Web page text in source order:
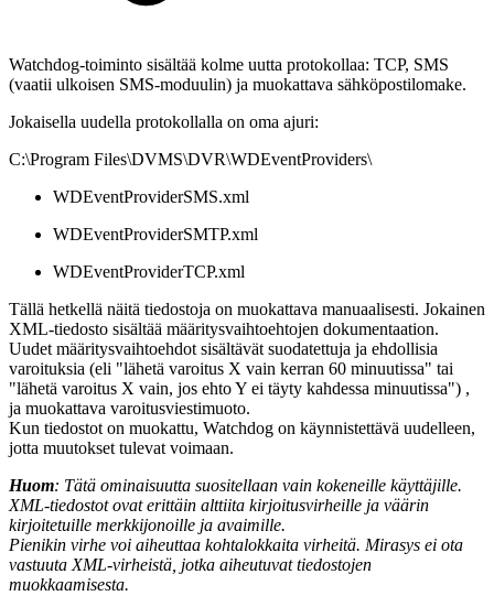
Watchdog-toiminto sisältää kolme uutta protokollaa: TCP, SMS
(vaatii ulkoisen SMS-moduulin) ja muokattava sähköpostilomake.
Jokaisella uudella protokollalla on oma ajuri:
C:\Program Files\DVMS\DVR\WDEventProviders\
WDEventProviderSMS.xml
WDEventProviderSMTP.xml
WDEventProviderTCP.xml
Tällä hetkellä näitä tiedostoja on muokattava manuaalisesti. Jokainen
XML-tiedosto sisältää määritysvaihtoehtojen dokumentaation.
Uudet määritysvaihtoehdot sisältävät suodatettuja ja ehdollisia
varoituksia (eli "lähetä varoitus X vain kerran 60 minuutissa" tai
"lähetä varoitus X vain, jos ehto Y ei täyty kahdessa minuutissa") ,
ja muokattava varoitusviestimuoto.
Kun tiedostot on muokattu, Watchdog on käynnistettävä uudelleen,
jotta muutokset tulevat voimaan.
Huom: Tätä ominaisuutta suositellaan vain kokeneille käyttäjille.
XML-tiedostot ovat erittäin alttiita kirjoitusvirheille ja väärin
kirjoitetuille merkkijonoille ja avaimille.
Pienikin virhe voi aiheuttaa kohtalokkaita virheitä. Mirasys ei ota
vastuuta XML-virheistä, jotka aiheutuvat tiedostojen
muokkaamisesta.